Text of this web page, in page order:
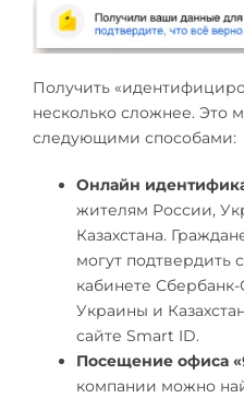
Получить
несколько сложнее. Это
следующими способами:
Онлайн
жителям России,
Казахстана.
могут подтвердить
кабинете
Украины и
сайте Smart ID.
Посещение офиса
компании можно